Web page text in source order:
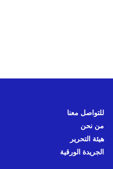
للتواصل معنا
من نحن
هيئة التحرير
الجريدة الورقية